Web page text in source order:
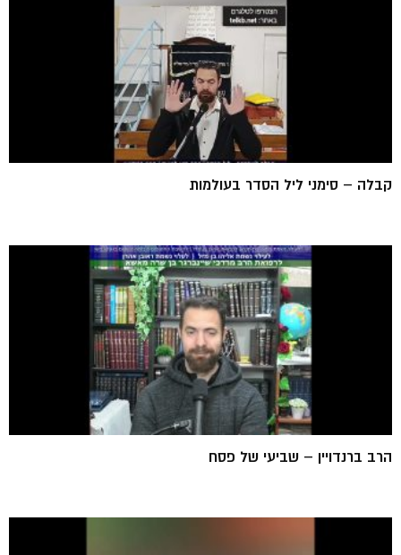
קבלה – סימני ליל הסדר בעולמות
הרב ברנדויין – שביעי של פסח